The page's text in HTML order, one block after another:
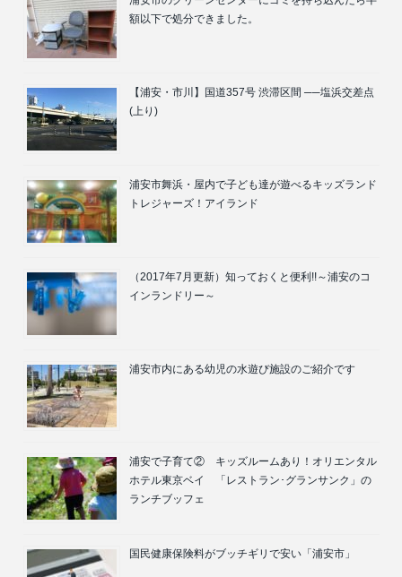
額以下で処分できました。
【浦安・市川】国道357号 渋滞区間 ──塩浜交差点
(上り)
浦安市舞浜・屋内で子ども達が遊べるキッズランド
トレジャーズ！アイランド
（2017年7月更新）知っておくと便利!!～浦安のコ
インランドリー～
浦安市内にある幼児の水遊び施設のご紹介です
浦安で子育て② キッズルームあり！オリエンタル
ホテル東京ベイ 「レストラン･グランサンク」の
ランチブッフェ
国民健康保険料がブッチギリで安い「浦安市」